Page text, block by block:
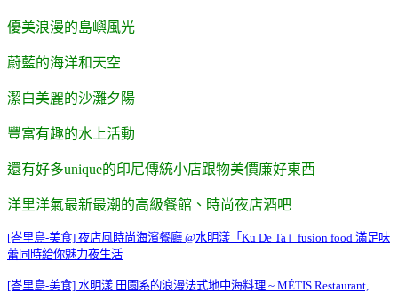
優美浪漫的島嶼風光
蔚藍的海洋和天空
潔白美麗的沙灘夕陽
豐富有趣的水上活動
還有好多unique的印尼傳統小店跟物美價廉好東西
洋里洋氣最新最潮的高級餐館、時尚夜店酒吧
[峇里島-美食] 夜店風時尚海濱餐廳 @水明漾「Ku De Ta」fusion food 滿足味
蕾同時給你魅力夜生活
[峇里島-美食] 水明漾 田園系的浪漫法式地中海料理 ~ MÉTIS Restaurant,